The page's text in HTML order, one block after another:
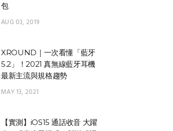
包
AUG 03, 2019
XROUND｜一次看懂「藍牙
5.2」！2021 真無線藍牙耳機
最新主流與規格趨勢
MAY 13, 2021
【實測】iOS15 通話收音 大躍